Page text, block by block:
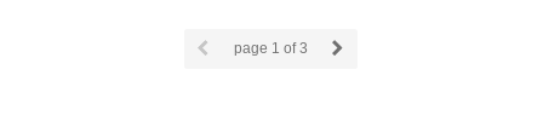
page 1 of 3